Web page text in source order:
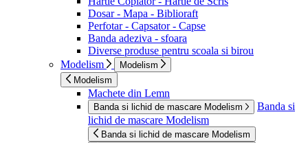
Dosar - Mapa - Biblioraft
Perfotar - Capsator - Capse
Banda adeziva - sfoara
Diverse produse pentru scoala si birou
Modelism
Modelism
Modelism
Machete din Lemn
Banda si lichid de mascare Modelism
Banda si
lichid de mascare Modelism
Banda si lichid de mascare Modelism